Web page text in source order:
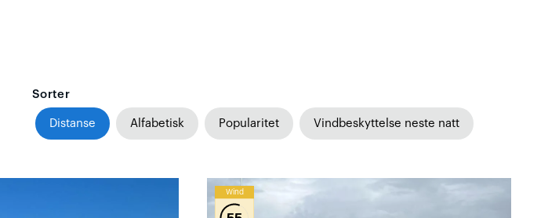
Sorter
Distanse Alfabetisk Popularitet Vindbeskyttelse neste natt
Wind